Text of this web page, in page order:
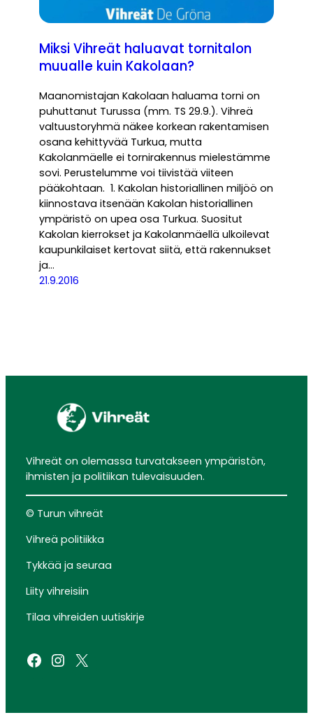
Miksi Vihreät haluavat tornitalon
muualle kuin Kakolaan?
Maanomistajan Kakolaan haluama torni on
puhuttanut Turussa (mm. TS 29.9.). Vihreä
valtuustoryhmä näkee korkean rakentamisen
osana kehittyvää Turkua, mutta
Kakolanmäelle ei tornirakennus mielestämme
sovi. Perustelumme voi tiivistää viiteen
pääkohtaan. 1. Kakolan historiallinen miljöö on
kiinnostava itsenään Kakolan historiallinen
ympäristö on upea osa Turkua. Suositut
Kakolan kierrokset ja Kakolanmäellä ulkoilevat
kaupunkilaiset kertovat siitä, että rakennukset
ja…
21.9.2016
Vihreät on olemassa turvatakseen ympäristön,
ihmisten ja politiikan tulevaisuuden.
© Turun vihreät
Vihreä politiikka
Tykkää ja seuraa
Liity vihreisiin
Tilaa vihreiden uutiskirje
Facebook
Instagram
X